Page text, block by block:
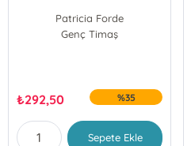
Patricia Forde
Genç Timaş
₺292,50 %35
Sepete Ekle